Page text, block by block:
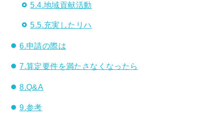
5.4.地域貢献活動
5.5.充実したリハ
6.申請の際は
7.算定要件を満たさなくなったら
8.Q&A
9.参考